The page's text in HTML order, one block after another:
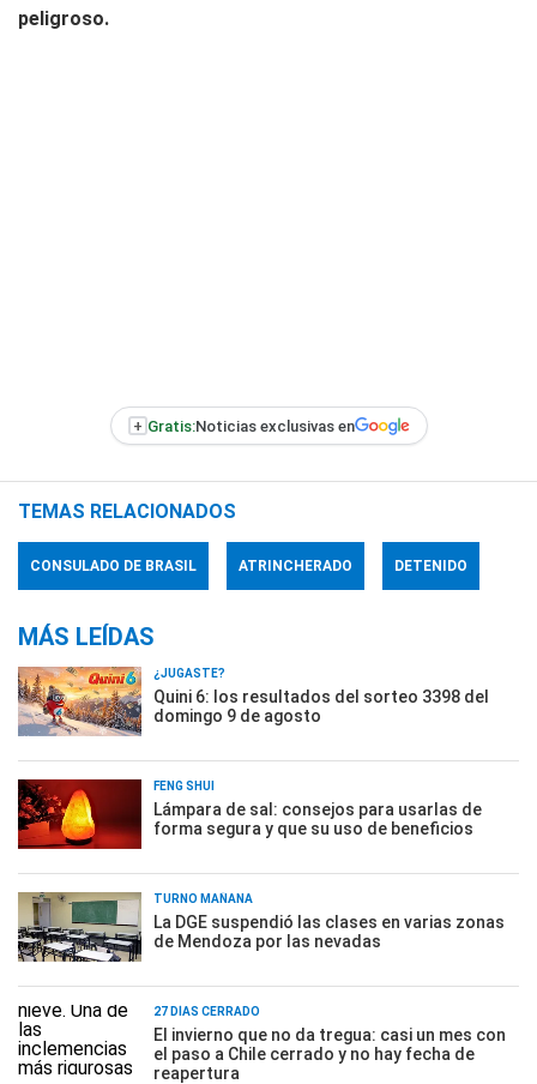
peligroso.
+ Gratis:Noticias exclusivas en
TEMAS RELACIONADOS
CONSULADO DE BRASIL ATRINCHERADO DETENIDO
MÁS LEÍDAS
¿JUGASTE?
Quini 6: los resultados del sorteo 3398 del
domingo 9 de agosto
FENG SHUI
Lámpara de sal: consejos para usarlas de
forma segura y que su uso de beneficios
TURNO MAÑANA
La DGE suspendió las clases en varias zonas
de Mendoza por las nevadas
27 DÍAS CERRADO
El invierno que no da tregua: casi un mes con
el paso a Chile cerrado y no hay fecha de
reapertura